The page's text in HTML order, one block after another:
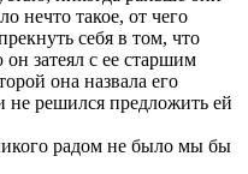
нечто такое, от чего
себя в том, что
затеял с ее старшим
она назвала его
не решился предложить ей
радом не было мы бы